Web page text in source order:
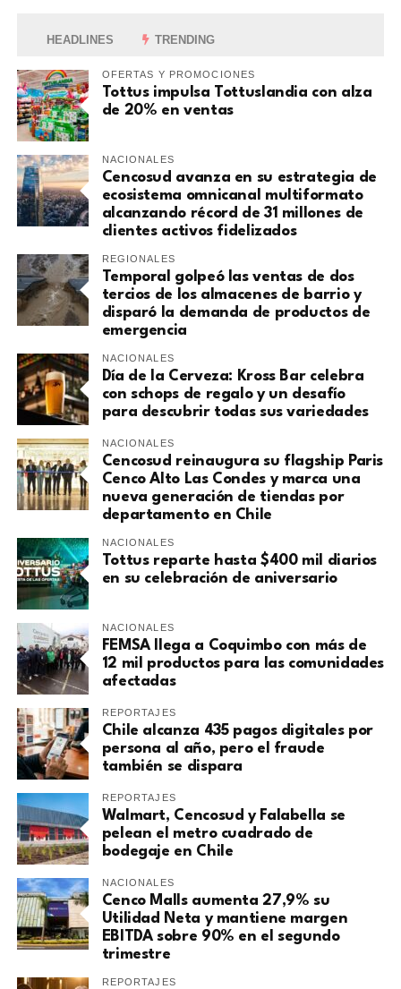
HEADLINES TRENDING
OFERTAS Y PROMOCIONES
Tottus impulsa Tottuslandia con alza
de 20% en ventas
NACIONALES
Cencosud avanza en su estrategia de
ecosistema omnicanal multiformato
alcanzando récord de 31 millones de
clientes activos fidelizados
REGIONALES
Temporal golpeó las ventas de dos
tercios de los almacenes de barrio y
disparó la demanda de productos de
emergencia
NACIONALES
Día de la Cerveza: Kross Bar celebra
con schops de regalo y un desafío
para descubrir todas sus variedades
NACIONALES
Cencosud reinaugura su flagship Paris
Cenco Alto Las Condes y marca una
nueva generación de tiendas por
departamento en Chile
NACIONALES
Tottus reparte hasta $400 mil diarios
en su celebración de aniversario
NACIONALES
FEMSA llega a Coquimbo con más de
12 mil productos para las comunidades
afectadas
REPORTAJES
Chile alcanza 435 pagos digitales por
persona al año, pero el fraude
también se dispara
REPORTAJES
Walmart, Cencosud y Falabella se
pelean el metro cuadrado de
bodegaje en Chile
NACIONALES
Cenco Malls aumenta 27,9% su
Utilidad Neta y mantiene margen
EBITDA sobre 90% en el segundo
trimestre
REPORTAJES